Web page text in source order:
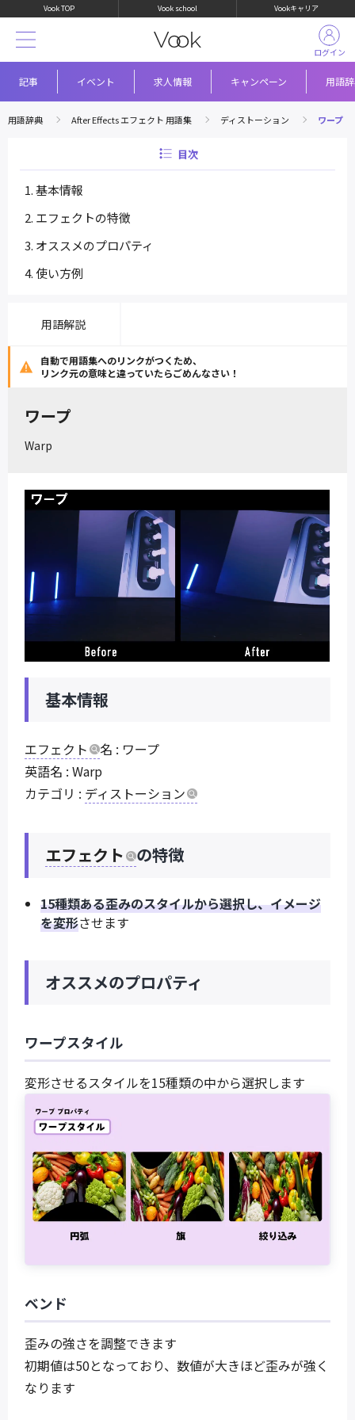
Vook TOP Vook school Vookキャリア
記事 イベント 求人情報 キャンペーン 用語
ログイン
用語辞典 After Effects エフェクト 用語集 ディストーション ワープ
目次
基本情報
エフェクトの特徴
オススメのプロパティ
使い方例
用語解説
自動で用語集へのリンクがつくため、
リンク元の意味と違っていたらごめんなさい！
ワープ
Warp
基本情報
エフェクト
名 : ワープ
英語名 : Warp
カテゴリ : ディストーション
エフェクト の特徴
15種類ある歪みのスタイルから選択し、イメージ
を変形させます
オススメのプロパティ
ワープスタイル
変形させるスタイルを15種類の中から選択します
ベンド
歪みの強さを調整できます
初期値は50となっており、数値が大きほど歪みが強く
なります